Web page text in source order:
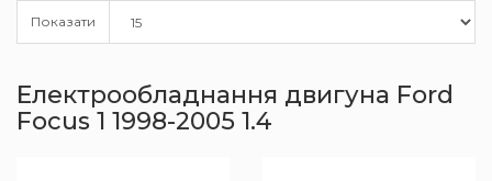
Показати
Електрообладнання двигуна Ford
Focus 1 1998-2005 1.4